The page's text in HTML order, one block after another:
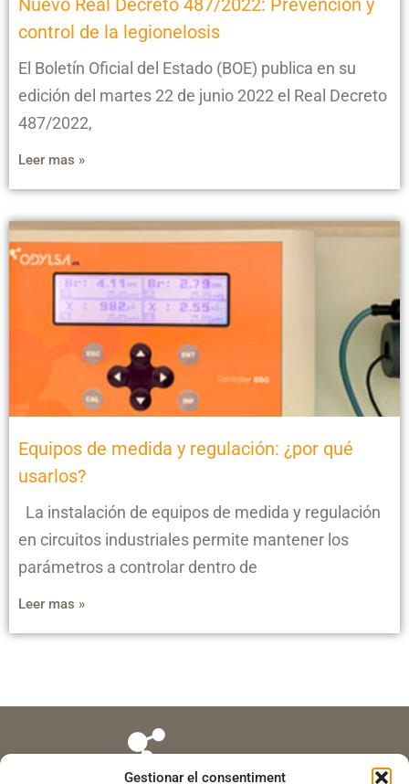
Gestionar el consentiment
control de la legionelosis
El Boletín Oficial del Estado (BOE) publica en su
edición del martes 22 de junio 2022 el Real Decreto
487/2022,
Leer mas »
Equipos de medida y regulación: ¿por qué
usarlos?
La instalación de equipos de medida y regulación
en circuitos industriales permite mantener los
parámetros a controlar dentro de
Leer mas »